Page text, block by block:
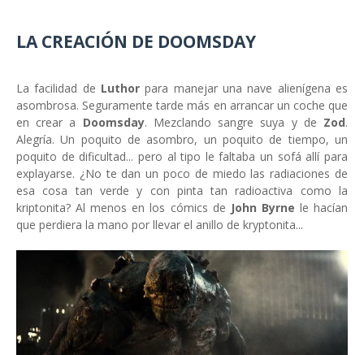
LA CREACIÓN DE DOOMSDAY
La facilidad de Luthor para manejar una nave alienígena es
asombrosa. Seguramente tarde más en arrancar un coche que
en crear a Doomsday. Mezclando sangre suya y de Zod.
Alegría. Un poquito de asombro, un poquito de tiempo, un
poquito de dificultad... pero al tipo le faltaba un sofá allí para
explayarse. ¿No te dan un poco de miedo las radiaciones de
esa cosa tan verde y con pinta tan radioactiva como la
kriptonita? Al menos en los cómics de John Byrne le hacían
que perdiera la mano por llevar el anillo de kryptonita...